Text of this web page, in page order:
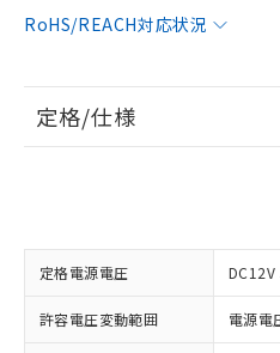
RoHS/REACH対応状況
定格/仕様
定格電源電圧 DC12V
許容電圧変動範囲 電源電